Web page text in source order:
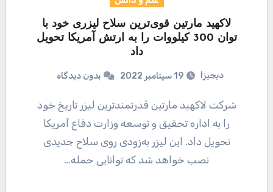
لاکهید مارتین قوی‌ترین سلاح لیزری خود با
توان 300 کیلووات را به ارتش آمریکا تحویل
داد
دیجیزا 19 سپتامبر 2022 بدون دیدگاه
شرکت لاکهید مارتین قدرتمندترین لیزر تاریخ خود
را به اداره تحقیق و توسعه وزارت دفاع آمریکا
تحویل داد. این لیزر به‌زودی روی سلاح جدیدی
نصب خواهد شد که توانایی حمله…